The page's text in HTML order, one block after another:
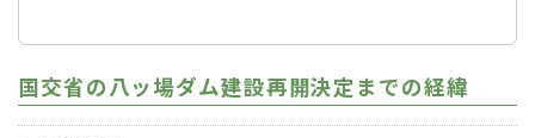
国交省の八ッ場ダム建設再開決定までの経緯